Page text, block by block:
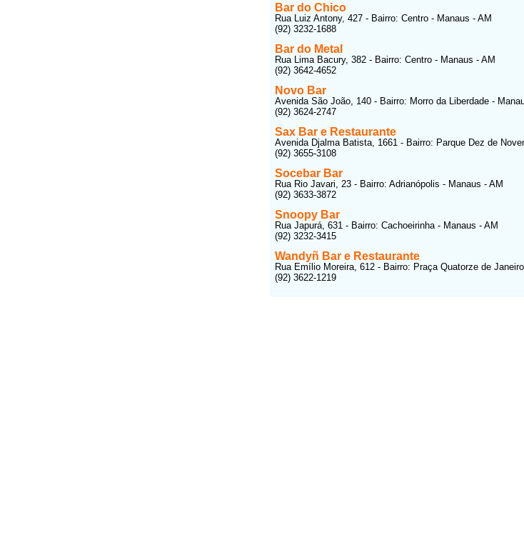
Bar do Chico
Rua Luiz Antony, 427 - Bairro: Centro - Manaus - AM
(92) 3232-1688
Bar do Metal
Rua Lima Bacury, 382 - Bairro: Centro - Manaus - AM
(92) 3642-4652
Novo Bar
Avenida São João, 140 - Bairro: Morro da Liberdade -
(92) 3624-2747
Sax Bar e Restaurante
Avenida Djalma Batista, 1661 - Bairro: Parque Dez de
(92) 3655-3108
Socebar Bar
Rua Rio Javari, 23 - Bairro: Adrianópolis - Manaus - AM
(92) 3633-3872
Snoopy Bar
Rua Japurá, 631 - Bairro: Cachoeirinha - Manaus - AM
(92) 3232-3415
Wandyñ Bar e Restaurante
Rua Emílio Moreira, 612 - Bairro: Praça Quatorze de
(92) 3622-1219